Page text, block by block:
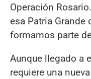
Operación
esa Patria Grande
formamos parte
Aunque llegado a
requiere una nueva